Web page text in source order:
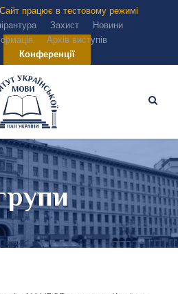
Сайт працює в тестовому режимі
Захист
Новини
Архів виступів
Конференції